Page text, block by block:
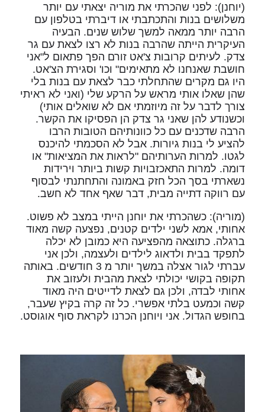
(יוחנן): לפני שהכרתי את מוריה יצאתי עם יותר
משלושים בנות והתכתבתי או דיברתי בטלפון עם
הרבה יותר ממאה למשך שלוש שנים. הבעיה
העיקרית הייתה שהרבה בנות לא רצו לצאת עם גר
צדק. לעיתים קרובות צ'אט זורם הפך פתאום ל"אני
חושבת שאנחנו לא מתאימים" וכו' וסגירת הצ'אט.
היו גם מקרים שהתחלתי כבר לצאת עם בנות בלי
שהן שאלו אותי מראש על הרקע שלי (ואני לא ראיתי
צורך לדבר על זה מיוזמתי אם לא שואלים אותי)
וכשנודע להן שאני גר צדק הן הפסיקו את הקשר.
הרבה שדכנים עם כל כוונותיהם הטובות הרבו
להציע לי בנות גיורות. אבל לא הסכמתי להיכנס
לגטו. למרות הערותיהם "לראות את המציאות" או
דומה. למרות התאכזבויות קשות ביותר וירידות
נשארתי בסך הכל חזק באמונה והתחתנתי לבסוף
עם רווקה דתייה מבית, דבר שאף אחד לא חשב.
(מוריה): כשהכרתי את יוחנן הייתי במצב לא פשוט.
אחותי, אמא לשני ילדים קטנים, נפצעה קשה מאוד
ברגלה. כתוצאה מהפציעה היא כמובן לא יכלה
לתפקד בבית ולדאוג לילדים ולעצמה, ולכן אני
עברתי לגור אצלה במשך יותר מ 3 חודשים. באותה
תקופה בקושי יכולתי לצאת מהבית ולעזוב את
אחותי לבדה, ולכן גם לצאת לדייטים היה מאוד
קשה וכמעט בלתי אפשרי. כל זה קרה בקיץ שעבר,
בחופש הגדול. אני ויוחנן הכרנו לקראת סוף אוגוסט.